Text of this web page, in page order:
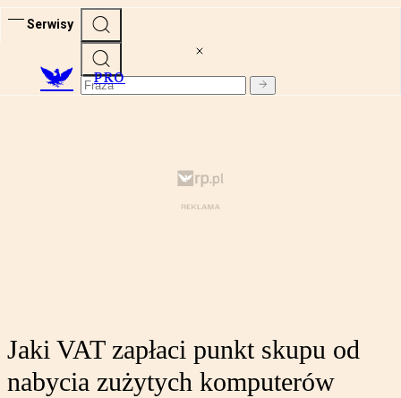
Serwisy
PRO
Jaki VAT zapłaci punkt skupu od
nabycia zużytych komputerów